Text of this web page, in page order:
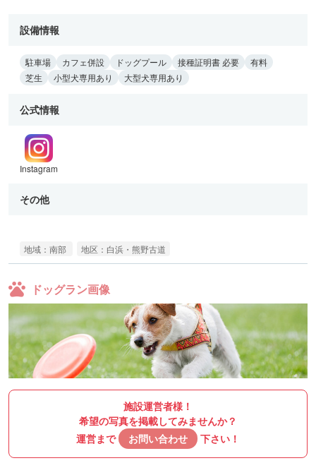
設備情報
駐車場 カフェ併設 ドッグプール 接種証明書 必要
有料
芝生
小型犬専用あり 大型犬専用あり
公式情報
Instagram
その他
地域：南部 地区：白浜・熊野古道
ドッグラン画像
施設運営者様！
希望の写真を掲載してみませんか？
運営まで
お問い合わせ 下さい！